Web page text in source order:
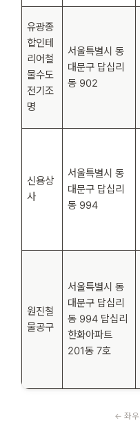
유광종
합인테
리어철
물수도
전기조
명
서울특별시 동
대문구 답십리
동 902
신용상
사
서울특별시 동
대문구 답십리
동 994
원진철
물공구
서울특별시 동
대문구 답십리
동 994 답십리
한화아파트
201동 7호